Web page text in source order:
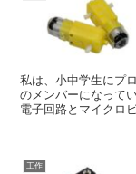
私は、小中学生にプ
のメンバーになって
電子回路とマイクロ
ョップを実施してい
工作